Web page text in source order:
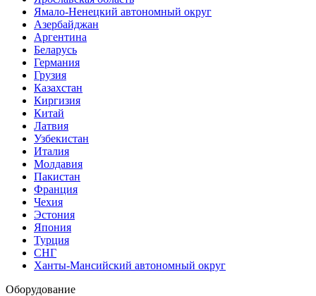
Ямало-Ненецкий автономный округ
Азербайджан
Аргентина
Беларусь
Германия
Грузия
Казахстан
Киргизия
Китай
Латвия
Узбекистан
Италия
Молдавия
Пакистан
Франция
Чехия
Эстония
Япония
Турция
СНГ
Ханты-Мансийский автономный округ
Оборудование